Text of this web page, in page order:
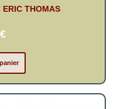
ERIC THOMAS
€